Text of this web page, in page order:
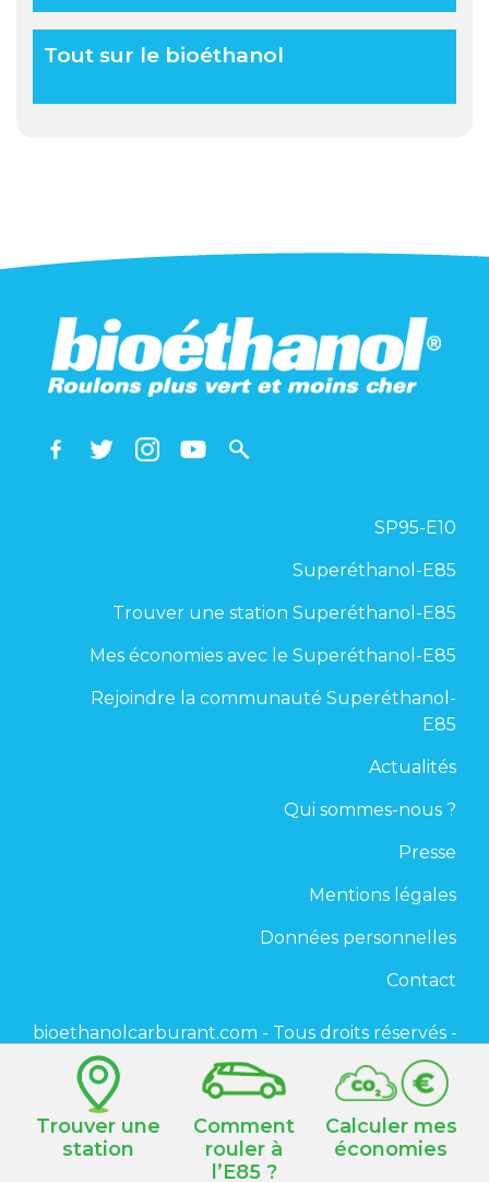
Tout sur le bioéthanol
SP95-E10
Superéthanol-E85
Trouver une station Superéthanol-E85
Mes économies avec le Superéthanol-E85
Rejoindre la communauté Superéthanol-
E85
Actualités
Qui sommes-nous ?
Presse
Mentions légales
Données personnelles
Contact
bioethanolcarburant.com - Tous droits réservés -
2020
Trouver une
station
Comment
rouler à
l’E85 ?
Calculer mes
économies